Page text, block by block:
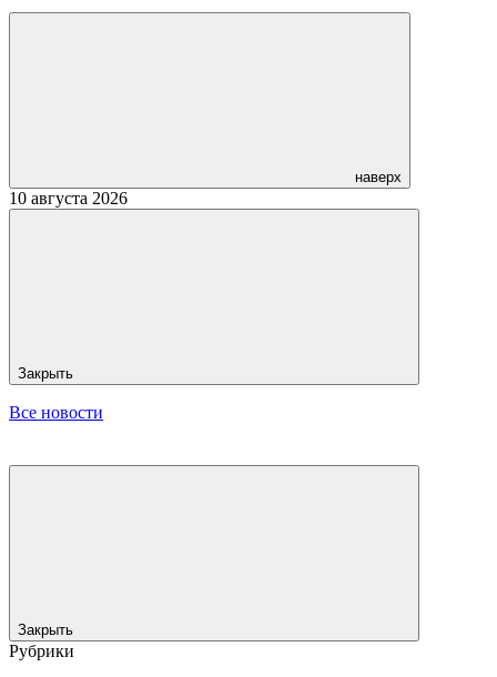
наверх
10 августа 2026
Закрыть
Все новости
Закрыть
Рубрики